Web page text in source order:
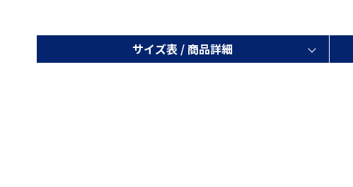
サイズ表 / 商品詳細